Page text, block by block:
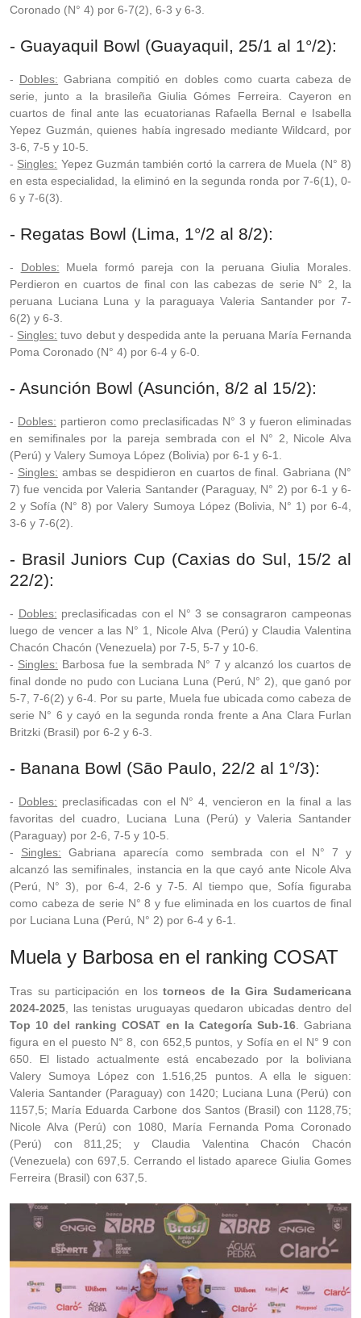
Coronado (N° 4) por 6-7(2), 6-3 y 6-3.
- Guayaquil Bowl (Guayaquil, 25/1 al 1°/2):
- Dobles: Gabriana compitió en dobles como cuarta cabeza de
serie, junto a la brasileña Giulia Gómes Ferreira. Cayeron en
cuartos de final ante las ecuatorianas Rafaella Bernal e Isabella
Yepez Guzmán, quienes había ingresado mediante Wildcard, por
3-6, 7-5 y 10-5.
- Singles: Yepez Guzmán también cortó la carrera de Muela (N° 8)
en esta especialidad, la eliminó en la segunda ronda por 7-6(1), 0-
6 y 7-6(3).
- Regatas Bowl (Lima, 1°/2 al 8/2):
- Dobles: Muela formó pareja con la peruana Giulia Morales.
Perdieron en cuartos de final con las cabezas de serie N° 2, la
peruana Luciana Luna y la paraguaya Valeria Santander por 7-
6(2) y 6-3.
- Singles: tuvo debut y despedida ante la peruana María Fernanda
Poma Coronado (N° 4) por 6-4 y 6-0.
- Asunción Bowl (Asunción, 8/2 al 15/2):
- Dobles: partieron como preclasificadas N° 3 y fueron eliminadas
en semifinales por la pareja sembrada con el N° 2, Nicole Alva
(Perú) y Valery Sumoya López (Bolivia) por 6-1 y 6-1.
- Singles: ambas se despidieron en cuartos de final. Gabriana (N°
7) fue vencida por Valeria Santander (Paraguay, N° 2) por 6-1 y 6-
2 y Sofía (N° 8) por Valery Sumoya López (Bolivia, N° 1) por 6-4,
3-6 y 7-6(2).
- Brasil Juniors Cup (Caxias do Sul, 15/2 al
22/2):
- Dobles: preclasificadas con el N° 3 se consagraron campeonas
luego de vencer a las N° 1, Nicole Alva (Perú) y Claudia Valentina
Chacón Chacón (Venezuela) por 7-5, 5-7 y 10-6.
- Singles: Barbosa fue la sembrada N° 7 y alcanzó los cuartos de
final donde no pudo con Luciana Luna (Perú, N° 2), que ganó por
5-7, 7-6(2) y 6-4. Por su parte, Muela fue ubicada como cabeza de
serie N° 6 y cayó en la segunda ronda frente a Ana Clara Furlan
Britzki (Brasil) por 6-2 y 6-3.
- Banana Bowl (São Paulo, 22/2 al 1°/3):
- Dobles: preclasificadas con el N° 4, vencieron en la final a las
favoritas del cuadro, Luciana Luna (Perú) y Valeria Santander
(Paraguay) por 2-6, 7-5 y 10-5.
- Singles: Gabriana aparecía como sembrada con el N° 7 y
alcanzó las semifinales, instancia en la que cayó ante Nicole Alva
(Perú, N° 3), por 6-4, 2-6 y 7-5. Al tiempo que, Sofía figuraba
como cabeza de serie N° 8 y fue eliminada en los cuartos de final
por Luciana Luna (Perú, N° 2) por 6-4 y 6-1.
Muela y Barbosa en el ranking COSAT
Tras su participación en lostorneos de la Gira Sudamericana
2024-2025 , las tenistas uruguayas quedaron ubicadas dentro del
Top 10 del ranking COSAT en la Categoría Sub-16. Gabriana
figura en el puesto N° 8, con 652,5 puntos, y Sofía en el N° 9 con
650. El listado actualmente está encabezado por la boliviana
Valery Sumoya López con 1.516,25 puntos. A ella le siguen:
Valeria Santander (Paraguay) con 1420; Luciana Luna (Perú) con
1157,5; María Eduarda Carbone dos Santos (Brasil) con 1128,75;
Nicole Alva (Perú) con 1080, María Fernanda Poma Coronado
(Perú) con 811,25; y Claudia Valentina Chacón Chacón
(Venezuela) con 697,5. Cerrando el listado aparece Giulia Gomes
Ferreira (Brasil) con 637,5.